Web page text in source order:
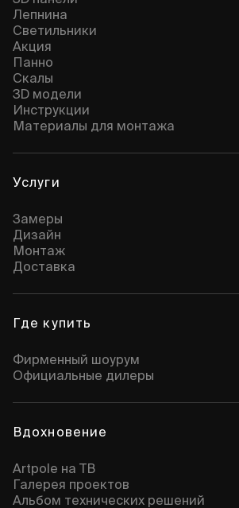
Лепнина
Cветильники
Акция
Панно
Скалы
3D модели
Инструкции
Материалы для монтажа
Услуги
Замеры
Дизайн
Монтаж
Доставка
Где купить
Фирменный шоурум
Официальные дилеры
Вдохновение
Artpole на ТВ
Галерея проектов
Альбом технических решений